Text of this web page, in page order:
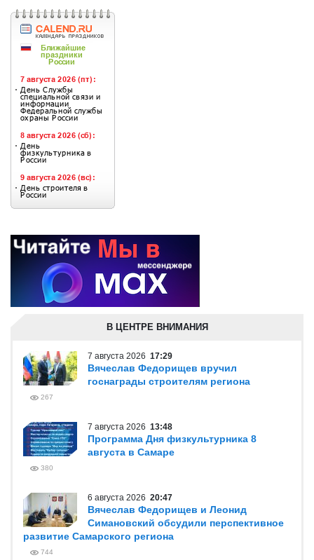
В ЦЕНТРЕ ВНИМАНИЯ
7 августа 2026 17:29
Вячеслав Федорищев вручил
госнаграды строителям региона
267
7 августа 2026 13:48
Программа Дня физкультурника 8
августа в Самаре
380
6 августа 2026 20:47
Вячеслав Федорищев и Леонид
Симановский обсудили перспективное
развитие Самарского региона
744